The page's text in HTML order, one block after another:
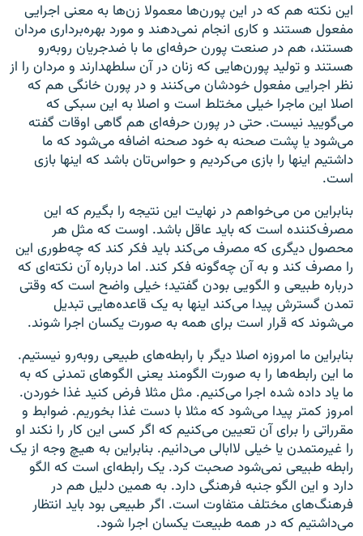
این نکته هم که در این پورن‌ها معمولا زن‌ها به معنی اجرایی
مفعول هستند و کاری انجام نمی‌دهند و مورد بهره‌برداری مردان
هستند، هم در صنعت پورن حرفه‌ای ما با ضدجریان روبه‌رو
هستند و تولید پورن‌هایی که زنان در آن سلطهدارند و مردان را از
نظر اجرایی مفعول خودشان می‌کنند و در پورن خانگی هم که
اصلا این ماجرا خیلی مختلط است و اصلا به این سبکی که
می‌گویید نیست. حتی در پورن حرفه‌ای هم گاهی اوقات گفته
می‌شود یا پشت صحنه به خود صحنه اضافه می‌شود که ما
داشتیم اینها را بازی می‌کردیم و حواس‌تان باشد که اینها بازی
است.
بنابراین من می‌خواهم در نهایت این نتیجه را بگیرم که این
مصرف‌کننده است که باید عاقل باشد. اوست که مثل هر
محصول دیگری که مصرف می‌کند باید فکر کند که چه‌طوری این
را مصرف کند و به آن چه‌گونه فکر کند. اما درباره آن نکته‌ای که
درباره طبیعی و الگویی بودن گفتید؛ خیلی واضح است که وقتی
تمدن گسترش پیدا می‌کند اینها به یک قاعده‌هایی تبدیل
می‌شوند که قرار است برای همه به صورت یکسان اجرا شوند.
بنابراین ما امروزه اصلا دیگر با رابطه‌های طبیعی روبه‌رو نیستیم.
ما این رابطه‌ها را به صورت الگومند یعنی الگوهای تمدنی که به
ما یاد داده شده اجرا می‌کنیم. مثل مثلا فرض کنید غذا خوردن.
امروز کمتر پیدا می‌شود که مثلا با دست غذا بخوریم. ضوابط و
مقرراتی را برای آن تعیین می‌کنیم که اگر کسی این کار را نکند او
را غیرمتمدن یا خیلی لاابالی می‌دانیم. بنابراین به هیچ وجه از یک
رابطه طبیعی نمی‌شود صحبت کرد. یک رابطه‌ای است که الگو
دارد و این الگو جنبه فرهنگی دارد. به همین دلیل هم در
فرهنگ‌های مختلف متفاوت است. اگر طبیعی بود باید انتظار
می‌داشتیم که در همه طبیعت یکسان اجرا شود.